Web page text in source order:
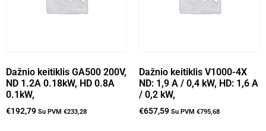
Dažnio keitiklis GA500 200V,
ND 1.2A 0.18kW, HD 0.8A
0.1kW,
€192,79 Su PVM €233,28
Dažnio keitiklis V1000-4X
ND: 1,9 A / 0,4 kW, HD: 1,6 A
/ 0,2 kW,
€657,59 Su PVM €795,68